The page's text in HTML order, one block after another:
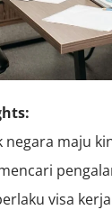
negara maju
visa